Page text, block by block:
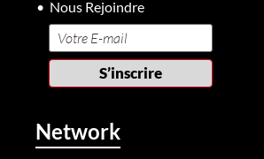
Nous Rejoindre
Network